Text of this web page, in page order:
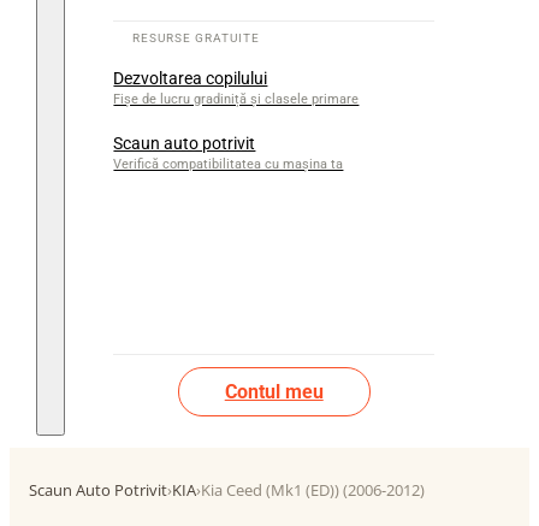
Dezvoltarea copilului
Fișe de lucru gradiniță și clasele primare
Scaun auto potrivit
Verifică compatibilitatea cu mașina ta
Contul meu
Scaun Auto Potrivit›KIA›Kia Ceed (Mk1 (ED)) (2006-2012)